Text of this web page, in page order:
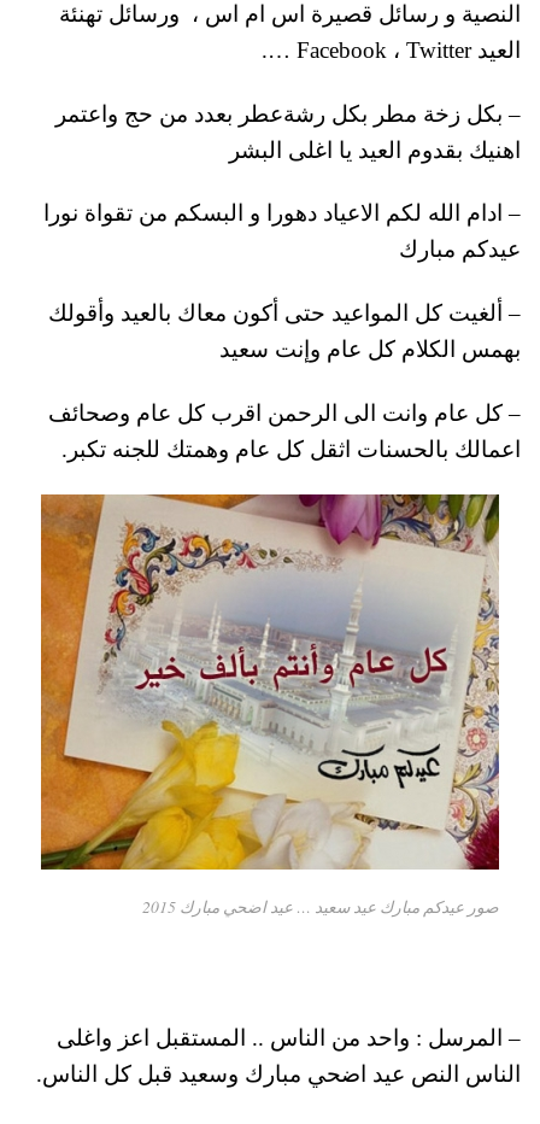
النصية و رسائل قصيرة اس ام اس ، ورسائل تهنئة
العيد Facebook ، Twitter ….
– بكل زخة مطر بكل رشةعطر بعدد من حج واعتمر
اهنيك بقدوم العيد يا اغلى البشر
– ادام الله لكم الاعياد دهورا و البسكم من تقواة نورا
عيدكم مبارك
– ألغيت كل المواعيد حتى أكون معاك بالعيد وأقولك
بهمس الكلام كل عام وإنت سعيد
– كل عام وانت الى الرحمن اقرب كل عام وصحائف
اعمالك بالحسنات اثقل كل عام وهمتك للجنه تكبر.
صور عيدكم مبارك عيد سعيد … عيد اضحي مبارك 2015
– المرسل : واحد من الناس .. المستقبل اعز واغلى
الناس النص عيد اضحي مبارك وسعيد قبل كل الناس.